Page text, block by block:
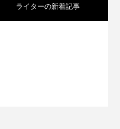
ライターの新着記事